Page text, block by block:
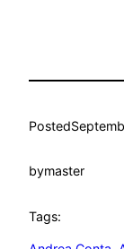
Posted
bymaster
Tags: